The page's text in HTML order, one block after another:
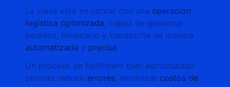
La clave está en contar con una operación
logística optimizada, capaz de gestionar
pedidos, inventario y transporte de manera
automatizada y precisa.
Un proceso de fulfillment bien estructurado
permite reducir errores, minimizar costos de